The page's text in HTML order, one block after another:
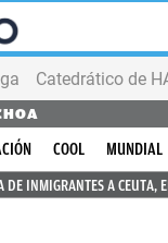
COOL
MUNDIAL
INMIGRANTES A CEUTA,